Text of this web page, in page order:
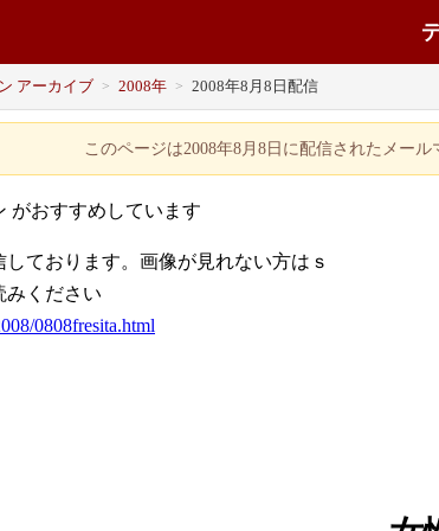
アーカイブ > 2008年 > 2008年8月8日配信
このページは2008年8月8日に配信されたメー
がおすすめしています
ております。画像が見れない方はｓ
みください
0808fresita.html